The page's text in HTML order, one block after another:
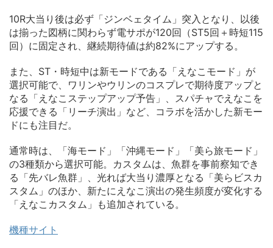
10R大当り後は必ず「ジンベェタイム」突入となり、以後
は揃った図柄に関わらず電サポが120回（ST5回＋時短115
回）に固定され、継続期待値は約82%にアップする。
また、ST・時短中は新モードである「えなこモード」が
選択可能で、ワリンやウリンのコスプレで期待度アップと
なる「えなこステップアップ予告」、スパチャでえなこを
応援できる「リーチ演出」など、コラボを活かした新モー
ドにも注目だ。
通常時は、「海モード」「沖縄モード」「美ら旅モード」
の3種類から選択可能。カスタムは、魚群を事前察知でき
る「先バレ魚群」、光れば大当り濃厚となる「美らビスカ
スタム」のほか、新たにえなこ演出の発生頻度が変化する
「えなこカスタム」も追加されている。
機種サイト